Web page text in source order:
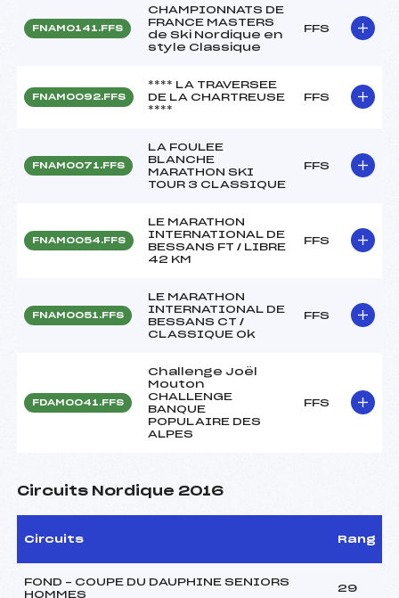
FNAM0141.FFS
CHAMPIONNATS DE
FRANCE MASTERS
de Ski Nordique en
style Classique
FFS
FNAM0092.FFS
**** LA TRAVERSEE
DE LA CHARTREUSE
****
FFS
FNAM0071.FFS
LA FOULEE
BLANCHE
MARATHON SKI
TOUR 3 CLASSIQUE
FFS
FNAM0054.FFS
LE MARATHON
INTERNATIONAL DE
BESSANS FT / LIBRE
42 KM
FFS
FNAM0051.FFS
LE MARATHON
INTERNATIONAL DE
BESSANS CT /
CLASSIQUE Ok
FFS
FDAM0041.FFS
Challenge Joël
Mouton
CHALLENGE
BANQUE
POPULAIRE DES
ALPES
FFS
Circuits Nordique 2016
Circuits Rang
FOND – COUPE DU DAUPHINE SENIORS
HOMMES
29